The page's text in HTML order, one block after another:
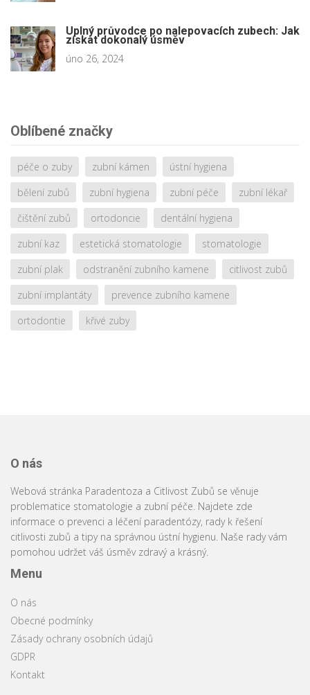
Úplný průvodce po nalepovacích zubech: Jak
získat dokonalý úsměv
úno 26, 2024
Oblíbené značky
péče o zuby zubní kámen
ústní hygiena
bělení zubů
zubní hygiena zubní péče
zubní lékař
čištění zubů
ortodoncie
dentální hygiena
zubní kaz
estetická stomatologie
stomatologie
zubní plak
odstranění zubního kamene
citlivost zubů
zubní implantáty
prevence zubního kamene
ortodontie
křivé zuby
O nás
Webová stránka Paradentoza a Citlivost Zubů se věnuje
problematice stomatologie a zubní péče. Najdete zde
informace o prevenci a léčení paradentózy, rady k řešení
citlivosti zubů a tipy na správnou ústní hygienu. Naše rady vám
pomohou udržet váš úsměv zdravý a krásný.
Menu
O nás
Obecné podmínky
Zásady ochrany osobních údajů
GDPR
Kontakt